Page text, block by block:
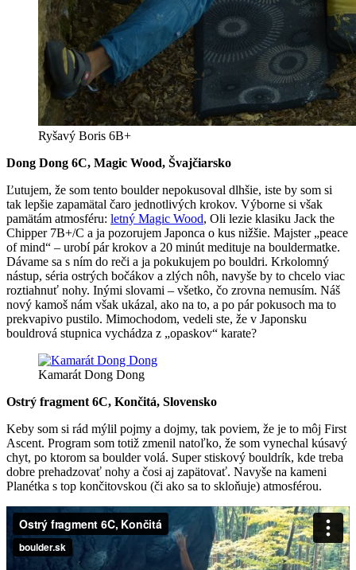
Ryšavý Boris 6B+
Dong Dong 6C, Magic Wood, Švajčiarsko
Ľutujem, že som tento boulder nepokusoval dlhšie, iste by som si
tak lepšie zapamätal čaro jednotlivých krokov. Výborne si však
pamätám atmosféru: letný Magic Wood, Oli lezie klasiku Jack the
Chipper 7B+/C a ja pozorujem Japonca o kus nižšie. Majster „peace
of mind“ – urobí pár krokov a 20 minút medituje na bouldermatke.
Dávame sa s ním do reči a ja pokukujem po bouldri. Krkolomný
nástup, séria ostrých bočákov a zlých nôh, navyše by to chcelo viac
roztiahnuť nohy. Inými slovami – všetko, čo zrovna nemusím. Náš
nový kamoš nám však ukázal, ako na to, a po pár pokusoch ma to
prekvapivo pustilo. Mimochodom, vedeli ste, že v Japonsku
bouldrová stupnica vychádza z „opaskov“ karate?
Kamarát Dong Dong
Ostrý fragment 6C, Končitá, Slovensko
Keby som si rád mýlil pojmy a dojmy, tak poviem, že je to môj First
Ascent. Program som totiž zmenil natoľko, že som vynechal kúsavý
chyt, po ktorom sa boulder volá. Super stiskový bouldrík, kde treba
dobre prehadzovať nohy a čosi aj zapätovať. Navyše na kameni
Planétka s top končitovskou (či ako sa to skloňuje) atmosférou.